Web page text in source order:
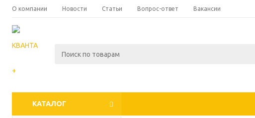
О компании Новости Статьи Вопрос-ответ Вакансии
КАТАЛОГ